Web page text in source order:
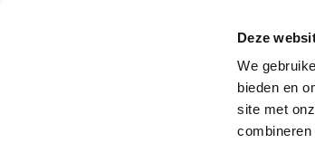
Deze
We
bieden en
site met